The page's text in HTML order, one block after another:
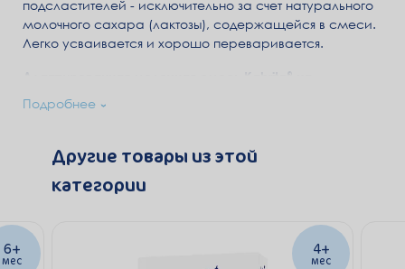
подсластителей - исключительно за счет натурального
молочного сахара (лактозы), содержащейся в смеси.
Легко усваивается и хорошо переваривается.
Адаптированная молочная смесь Kabrita® на
комфортного пищеварения.
Технология «бережного расщепления зерна»
пищеварение, позволяет сохранить естественную
сладость злаков. Благодаря этой технологии каши
DigestX®
комплекс жиров с бета-пальмитатом,
Подробнее
Другие товары из этой
категории
6+
мес
4+
мес